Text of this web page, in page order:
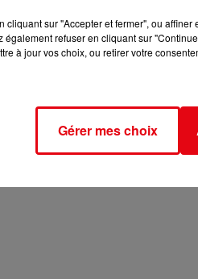
cliquant sur "Accepter et fermer", ou
également refuser en cliquant sur
à jour vos choix, ou retirer votre
Gérer mes choix